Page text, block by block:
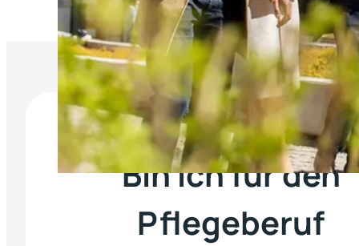
Bin ich für den
Pflegeberuf